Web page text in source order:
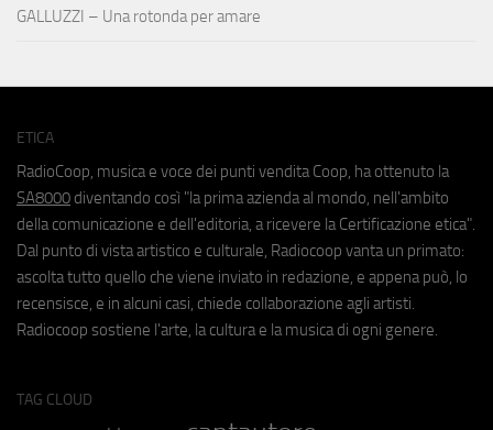
GALLUZZI – Una rotonda per amare
ETICA
RadioCoop, musica e voce dei punti vendita Coop, ha ottenuto la
SA8000 diventando così "la prima azienda al mondo, nell'ambito
della comunicazione e dell'editoria, a ricevere la Certificazione etica".
Dal punto di vista artistico e culturale, Radiocoop vanta un primato:
ascolta tutto quello che viene inviato in redazione, e appena può, lo
recensisce, e in alcuni casi, chiede collaborazione agli artisti.
Radiocoop sostiene l'arte, la cultura e la musica di ogni genere.
TAG CLOUD